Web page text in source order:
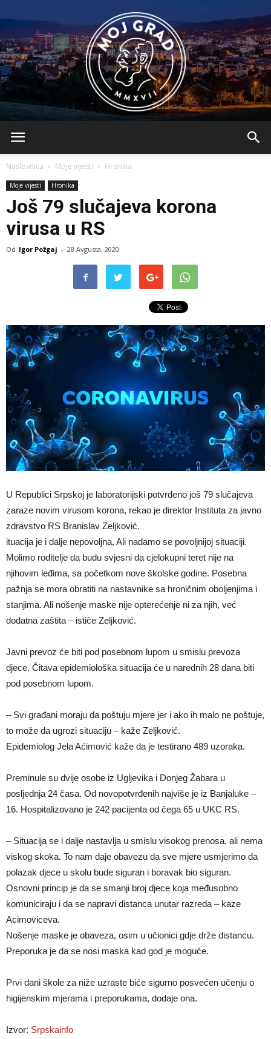
Naslovnica Moje vijesti Hronika
Moje vijesti Hronika
Još 79 slučajeva korona
virusa u RS
Od Igor Požgaj - 28 Avgusta, 2020
U Republici Srpskoj je laboratorijski potvrđeno još 79 slučajeva
zaraze novim virusom korona, rekao je direktor Instituta za javno
zdravstvo RS Branislav Zeljković.
ituacija je i dalje nepovoljna, Ali nadamo se povoljnijoj situaciji.
Molimo roditelje da budu svjesni da cjelokupni teret nije na
njihovim leđima, sa početkom nove školske godine. Posebna
pažnja se mora obratiti na nastavnike sa hroničnim oboljenjima i
stanjima. Ali nošenje maske nije opterećenje ni za njih, već
dodatna zaštita – ističe Zeljković.
Javni prevoz će biti pod posebnom lupom u smislu prevoza
djece. Čitava epidemiološka situacija će u narednih 28 dana biti
pod posebnom lupom.
– Svi građani moraju da poštuju mjere jer i ako ih malo ne poštuje,
to može da ugrozi situaciju – kaže Zeljković.
Epidemiolog Jela Aćimović kaže da je testirano 489 uzoraka.
Preminule su dvije osobe iz Ugljevika i Donjeg Žabara u
posljednja 24 časa. Od novopotvrđenih najviše je iz Banjaluke –
16. Hospitalizovano je 242 pacijenta od čega 65 u UKC RS.
– Situacija se i dalje nastavlja u smislu visokog prenosa, ali nema
viskog skoka. To nam daje obavezu da sve mjere usmjerimo da
polazak djece u skolu bude siguran i boravak bio siguran.
Osnovni princip je da se smanji broj djece koja međusobno
komuniciraju i da se napravi distanca unutar razreda – kaze
Acimoviceva.
Nošenje maske je obaveza, osim u učionici gdje drže distancu.
Preporuka je da se nosi maska kad god je moguće.
Prvi dani škole za niže uzraste biće sigurno posvećen učenju o
higijenskim mjerama i preporukama, dodaje ona.
Izvor: Srpskainfo